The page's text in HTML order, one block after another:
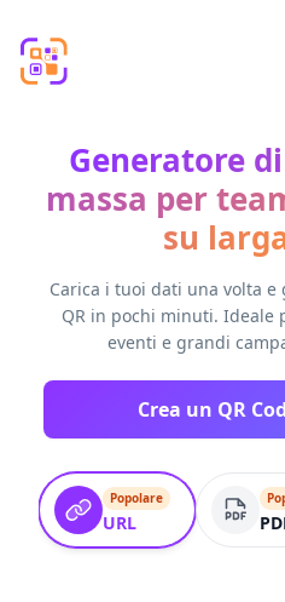
Generatore
massa per
su
Carica i tuoi dati una volta
QR in pochi minuti. Ideale
eventi e grandi
Crea un QR
Popolare
URL